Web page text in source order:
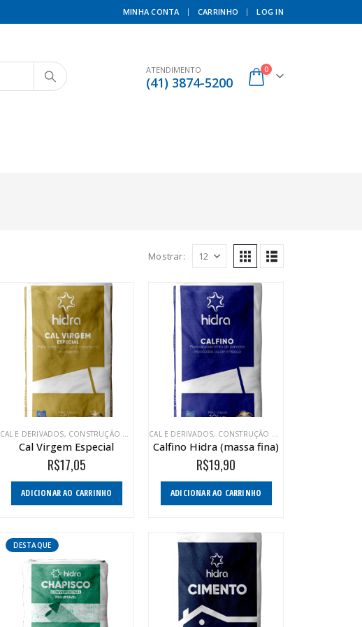
MINHA CONTA CARRINHO LOG IN
ATENDIMENTO
(41) 3874-5200
0
Mostrar:
CAL E DERIVADOS, CONSTRUÇÃO CIVIL LINHA AGRÍCOLA,LINHA INDUSTRIAL
Cal Virgem Especial
R$17,05
ADICIONAR AO CARRINHO
CAL E DERIVADOS, CONSTRUÇÃO CIVIL
Calfino Hidra (massa fina)
R$19,90
ADICIONAR AO CARRINHO
DESTAQUE